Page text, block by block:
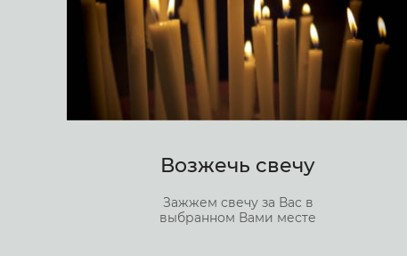
Возжечь свечу
Зажжем свечу за Вас в
выбранном Вами месте